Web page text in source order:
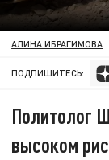
АЛИНА ИБРАГИМОВА
ПОДПИШИТЕСЬ:
Политолог
высоком